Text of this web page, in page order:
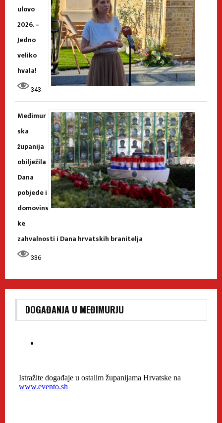
ulovo
2026. –
Jedno
veliko
hvala!
343
Međimur
ska
županija
obilježila
Dana
pobjede i
domovins
ke
zahvalnosti i Dana hrvatskih branitelja
336
DOGAĐANJA U MEĐIMURJU